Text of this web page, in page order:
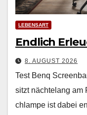
LEBENSART
Endlich
8. AUGUST 2026
Test Benq
sitzt nächte­lang
chlampe ist dabei